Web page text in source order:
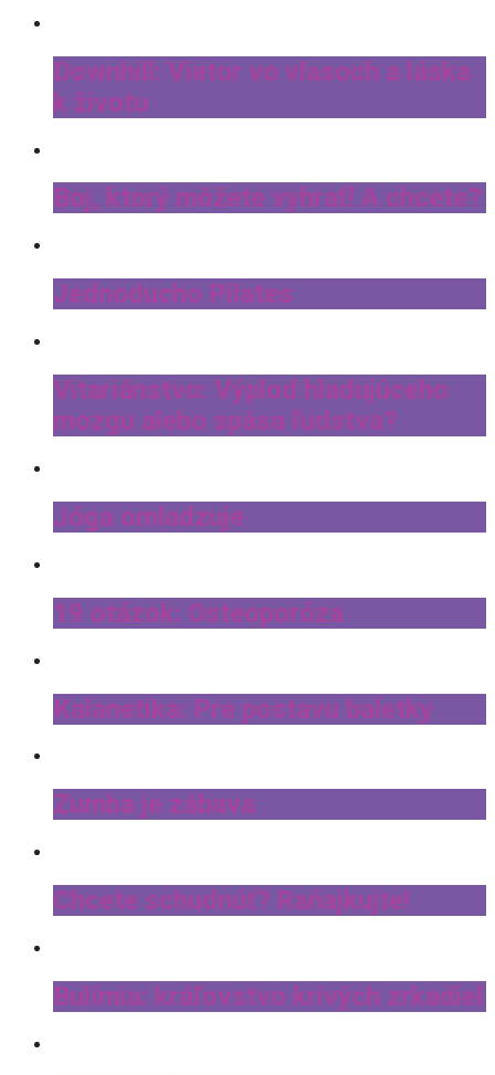
Downhill: Vietor vo vlasoch a láska
k životu
Boj, ktorý môžete vyhrať! A chcete?
Jednoducho Pilates
Vitariánstvo: Výplod hladujúceho
mozgu alebo spása ľudstva?
Jóga omladzuje
19 otázok: Osteoporóza
Kalanetika: Pre postavu baletky
Zumba je zábava
Chcete schudnúť? Raňajkujte!
Bulímia: kráľovstvo krivých zrkadiel